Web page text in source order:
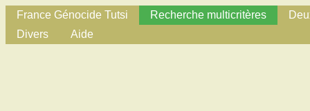
France Génocide Tutsi Recherche multicritères
Divers
Aide